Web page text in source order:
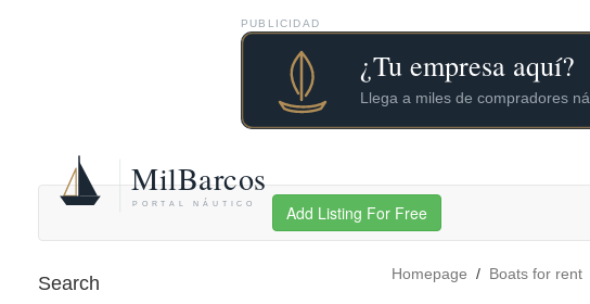
PUBLICIDAD
Add Listing For Free
Search Homepage / Boats for rent